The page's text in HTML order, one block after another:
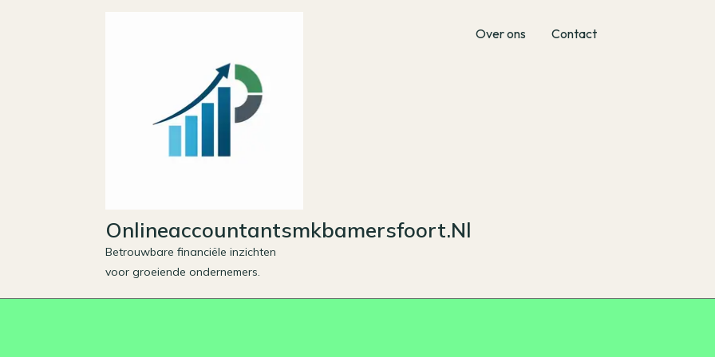
Onlineaccountantsmkbamersfoort.nl
Betrouwbare financiële inzichten
voor groeiende ondernemers.
Over ons Contact